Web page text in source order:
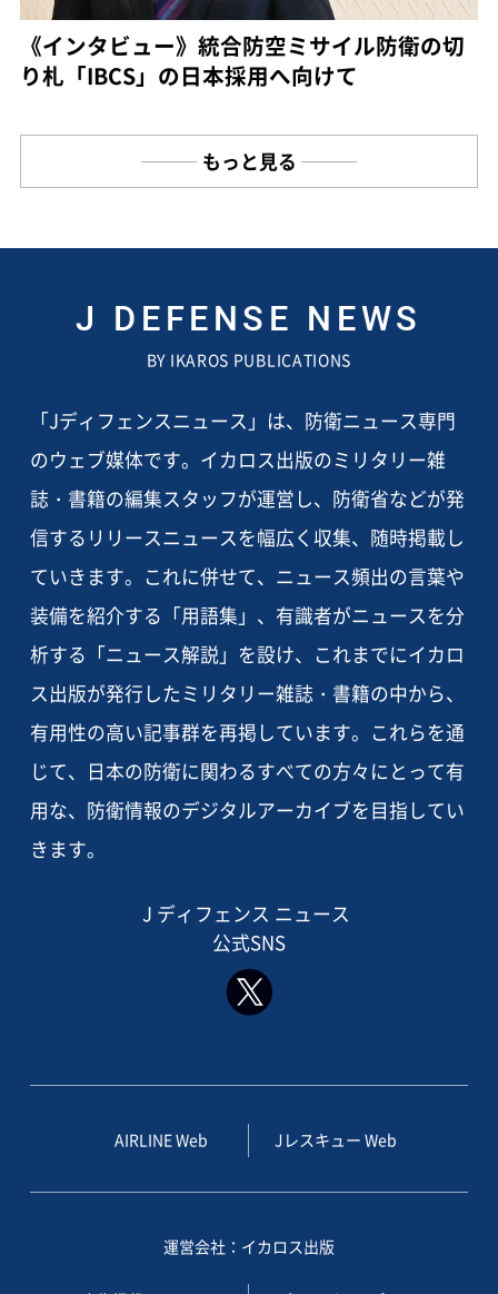
《インタビュー》統合防空ミサイル防衛の切
り札「IBCS」の日本採用へ向けて
もっと見る
J DEFENSE NEWS
BY IKAROS PUBLICATIONS
「Jディフェンスニュース」は、防衛ニュース専門
のウェブ媒体です。イカロス出版のミリタリー雑
誌・書籍の編集スタッフが運営し、防衛省などが発
信するリリースニュースを幅広く収集、随時掲載し
ていきます。これに併せて、ニュース頻出の言葉や
装備を紹介する「用語集」、有識者がニュースを分
析する「ニュース解説」を設け、これまでにイカロ
ス出版が発行したミリタリー雑誌・書籍の中から、
有用性の高い記事群を再掲しています。これらを通
じて、日本の防衛に関わるすべての方々にとって有
用な、防衛情報のデジタルアーカイブを目指してい
きます。
J ディフェンス ニュース
公式SNS
AIRLINE Web Jレスキュー Web
運営会社：イカロス出版